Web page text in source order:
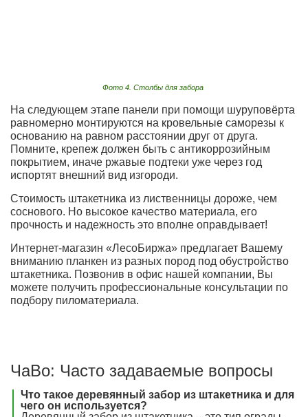
Фото 4. Столбы для забора
На следующем этапе панели при помощи шуруповёрта
равномерно монтируются на кровельные саморезы к
основанию на равном расстоянии друг от друга.
Помните, крепеж должен быть с антикоррозийным
покрытием, иначе ржавые подтеки уже через год
испортят внешний вид изгороди.
Стоимость штакетника из лиственницы дороже, чем
соснового. Но высокое качество материала, его
прочность и надежность это вполне оправдывает!
Интернет-магазин «ЛесоБиржа» предлагает Вашему
вниманию планкен из разных пород под обустройство
штакетника. Позвонив в офис нашей компании, Вы
можете получить профессиональные консультации по
подбору пиломатериала.
ЧаВо: Часто задаваемые вопросы
Что такое деревянный забор из штакетника и для
чего он используется?